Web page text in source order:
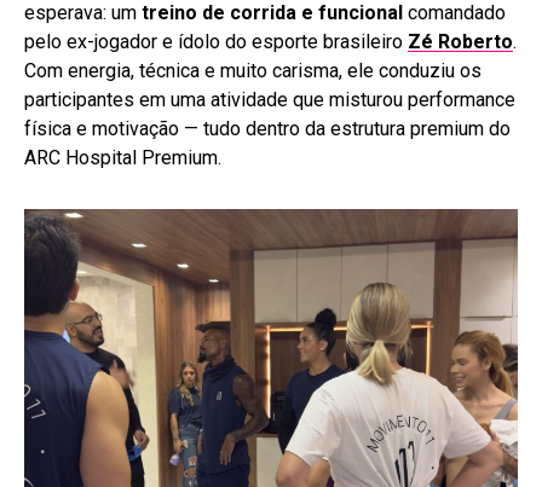
esperava: um treino de corrida e funcional comandado
pelo ex-jogador e ídolo do esporte brasileiro Zé Roberto.
Com energia, técnica e muito carisma, ele conduziu os
participantes em uma atividade que misturou performance
física e motivação — tudo dentro da estrutura premium do
ARC Hospital Premium.